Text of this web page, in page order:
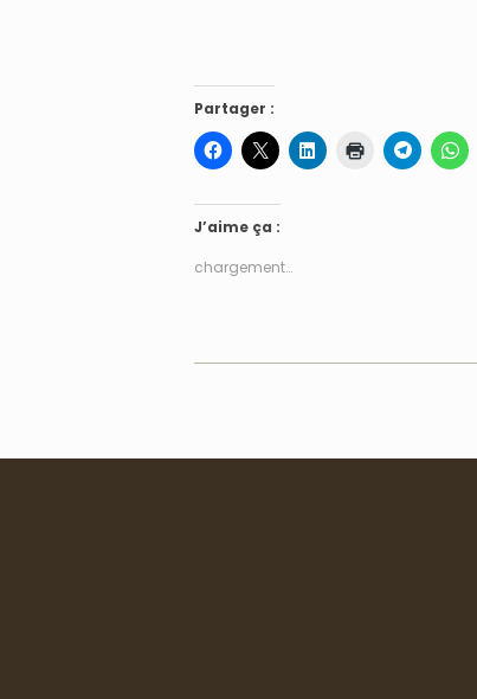
Partager :
J’aime ça :
chargement…